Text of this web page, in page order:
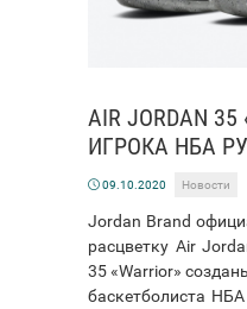
AIR JORDAN 35
ИГРОКА НБА
09.10.2020 Новости
Jordan Brand
расцветку Air
35 «Warrior»
баскетболиста